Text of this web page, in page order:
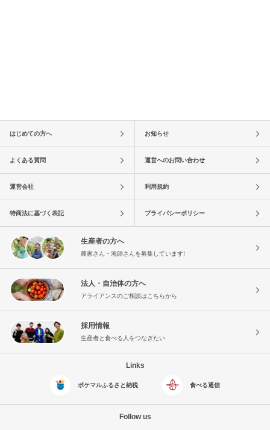
はじめての方へ お知らせ
よくある質問 運営へのお問い合わせ
運営会社 利用規約
特商法に基づく表記 プライバシーポリシー
生産者の方へ
農家さん・漁師さんを募集しています!
法人・自治体の方へ
アライアンスのご相談はこちらから
採用情報
生産者と食べる人をつなぎたい
Links
ポケマルふるさと納税 食べる通信
Follow us